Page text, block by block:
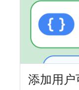
添加用